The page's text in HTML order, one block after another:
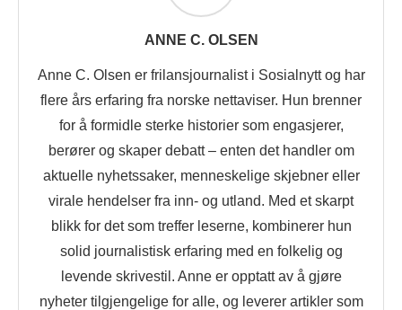
ANNE C. OLSEN
Anne C. Olsen er frilansjournalist i Sosialnytt og har
flere års erfaring fra norske nettaviser. Hun brenner
for å formidle sterke historier som engasjerer,
berører og skaper debatt – enten det handler om
aktuelle nyhetssaker, menneskelige skjebner eller
virale hendelser fra inn- og utland. Med et skarpt
blikk for det som treffer leserne, kombinerer hun
solid journalistisk erfaring med en folkelig og
levende skrivestil. Anne er opptatt av å gjøre
nyheter tilgjengelige for alle, og leverer artikler som